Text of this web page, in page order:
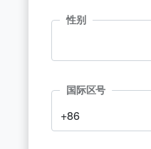
性别
+86
国际区号